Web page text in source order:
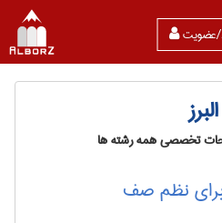
عضویت
تخصصی همه رشته ها
نظم صف